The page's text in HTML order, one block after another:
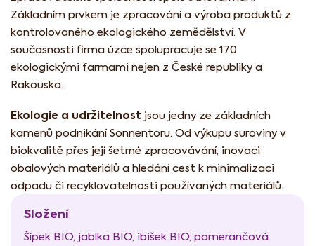
Základním prvkem je zpracování a výroba produktů z
kontrolovaného ekologického zemědělství. V
současnosti firma úzce spolupracuje se 170
ekologickými farmami nejen z České republiky a
Rakouska.
Ekologie a udržitelnost jsou jedny ze základních
kamenů podnikání Sonnentoru. Od výkupu suroviny v
biokvalitě přes její šetrné zpracovávání, inovaci
obalových materiálů a hledání cest k minimalizaci
odpadu či recyklovatelnosti používaných materiálů.
Složení
Šípek BIO, jablka BIO, ibišek BIO, pomerančová